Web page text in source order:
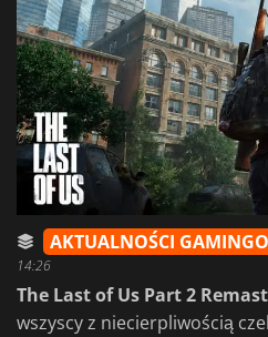
ZALOGUJ SIĘ LUB ZAREJESTRUJ
AKTUALNOŚCI
14:26
The Last of Us Part 2
wszyscy z niecierpliwością